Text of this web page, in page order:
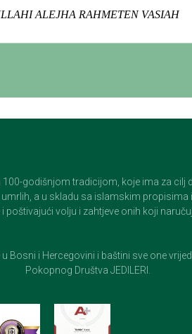
ALEJHA RAHMETEN VASIAH
godišnjom tradicijom, koje ima za cilj
a u skladu sa islamskim
poštivajući volju i zahtjeve onih koji
Bosni i Hercegovini i baštini sve one
Pokopnog Društva JEDILERI.